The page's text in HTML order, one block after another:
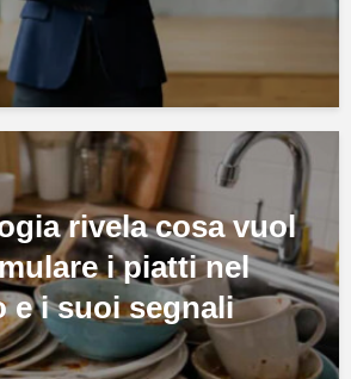
rivela cosa vuol
i piatti nel
e i suoi segnali